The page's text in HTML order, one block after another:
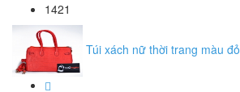
1421
Túi xách nữ thời trang màu đỏ